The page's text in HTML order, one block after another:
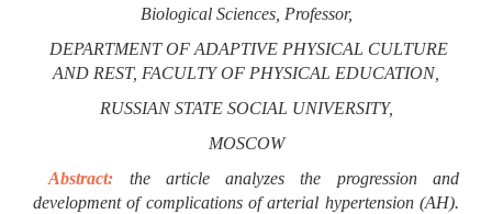
Biological Sciences, Professor,
DEPARTMENT OF ADAPTIVE PHYSICAL CULTURE
AND REST, FACULTY OF PHYSICAL EDUCATION,
RUSSIAN STATE SOCIAL UNIVERSITY,
MOSCOW
Abstract: the article analyzes the progression and
development of complications of arterial hypertension (AH).